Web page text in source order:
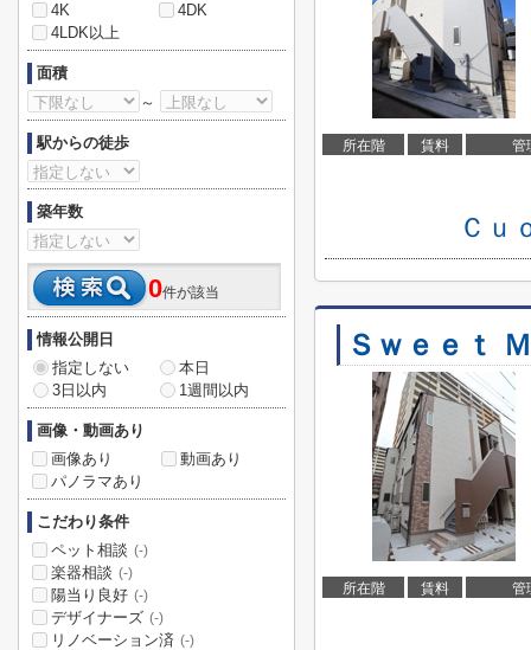
所在階 賃料 管
Ｃｕ
Ｓｗｅｅｔ
所在階 賃料 管
4K
4DK
4LDK以上
面積
～
駅からの徒歩
築年数
0件が該当
情報公開日
指定しない
本日
3日以内
1週間以内
画像・動画あり
画像あり
動画あり
パノラマあり
こだわり条件
ペット相談 (-)
楽器相談 (-)
陽当り良好 (-)
デザイナーズ (-)
リノベーション済 (-)